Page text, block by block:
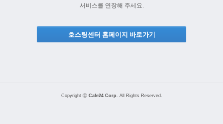
서비스를 연장해 주세요.
호스팅센터 홈페이지 바로가기
Copyright ⓒ Cafe24 Corp. All Rights Reserved.